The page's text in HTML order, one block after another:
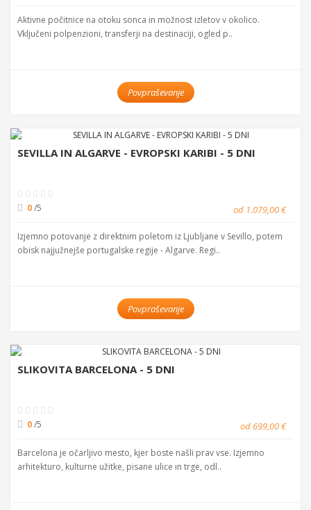
Aktivne počitnice na otoku sonca in možnost izletov v okolico.
Vključeni polpenzioni, transferji na destinaciji, ogled p..
Povpraševanje
SEVILLA IN ALGARVE - EVROPSKI KARIBI - 5 DNI
0/5 od 1.079,00 €
Izjemno potovanje z direktnim poletom iz Ljubljane v Sevillo, potem
obisk najjužnejše portugalske regije - Algarve. Regi..
Povpraševanje
SLIKOVITA BARCELONA - 5 DNI
0/5 od 699,00 €
Barcelona je očarljivo mesto, kjer boste našli prav vse. Izjemno
arhitekturo, kulturne užitke, pisane ulice in trge, odl..